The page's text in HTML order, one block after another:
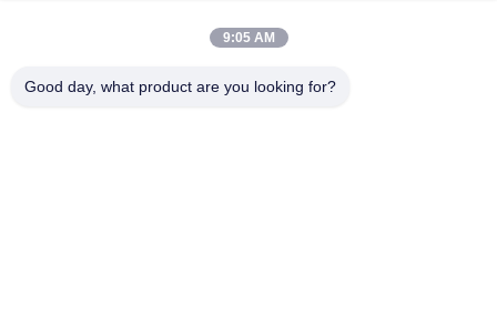
9:05 AM
Good day, what product are you looking for?